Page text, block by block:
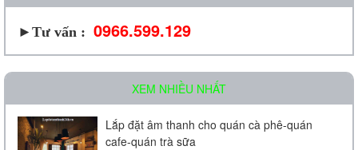
►Tư vấn : 0966.599.129
XEM NHIỀU NHẤT
Lắp đặt âm thanh cho quán cà phê-quán
cafe-quán trà sữa